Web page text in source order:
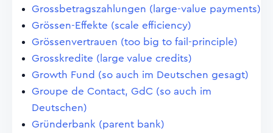
Grossbetragszahlungen (large-value payments)
Grössen-Effekte (scale efficiency)
Grössenvertrauen (too big to fail-principle)
Grosskredite (large value credits)
Growth Fund (so auch im Deutschen gesagt)
Groupe de Contact, GdC (so auch im
Deutschen)
Gründerbank (parent bank)